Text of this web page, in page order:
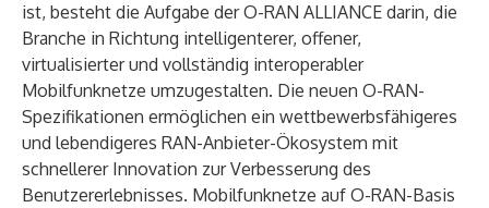
ist, besteht die Aufgabe der O-RAN ALLIANCE darin, die
Branche in Richtung intelligenterer, offener,
virtualisierter und vollständig interoperabler
Mobilfunknetze umzugestalten. Die neuen O-RAN-
Spezifikationen ermöglichen ein wettbewerbsfähigeres
und lebendigeres RAN-Anbieter-Ökosystem mit
schnellerer Innovation zur Verbesserung des
Benutzererlebnisses. Mobilfunknetze auf O-RAN-Basis